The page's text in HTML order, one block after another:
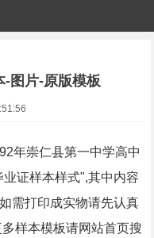
-图片-原版模板
年崇仁县第一中学高中
证样本样式",其中内容
需打印成实物请先认真
样本模板请网站首页搜